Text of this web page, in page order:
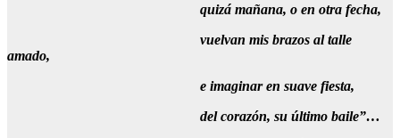
quizá mañana, o en otra fecha,
vuelvan mis brazos al talle
amado,
e imaginar en suave fiesta,
del corazón, su último baile”…